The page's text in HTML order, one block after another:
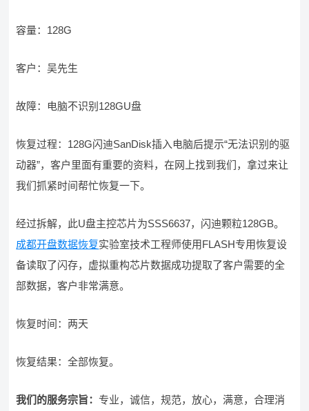
容量：128G
客户：吴先生
故障：电脑不识别128GU盘
恢复过程：128G闪迪SanDisk插入电脑后提示“无法识别的驱
动器”，客户里面有重要的资料，在网上找到我们，拿过来让
我们抓紧时间帮忙恢复一下。
经过拆解，此U盘主控芯片为SSS6637，闪迪颗粒128GB。
成都开盘数据恢复实验室技术工程师使用FLASH专用恢复设
备读取了闪存，虚拟重构芯片数据成功提取了客户需要的全
部数据，客户非常满意。
恢复时间：两天
恢复结果：全部恢复。
我们的服务宗旨：专业，诚信，规范，放心，满意，合理消